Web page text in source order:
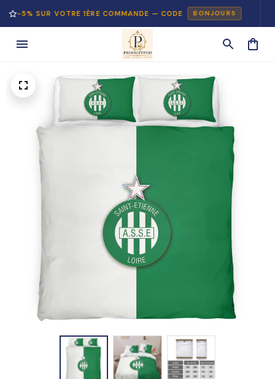
SUR VOTRE 1ÈRE COMMANDE — CODE BONJOUR5